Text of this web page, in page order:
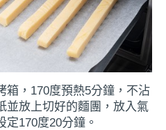
箱，170度預熱5分鐘，不沾
並放上切好的麵團，放入氣
定170度20分鐘。